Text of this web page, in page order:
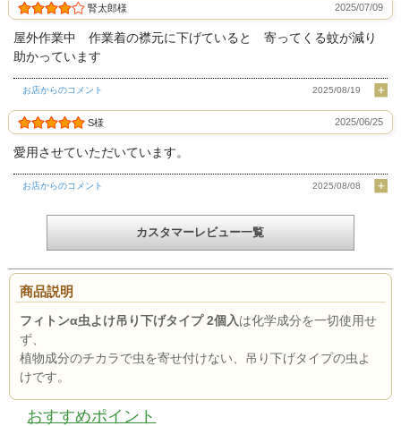
腎太郎様 2025/07/09
屋外作業中 作業着の襟元に下げていると 寄ってくる蚊が減り
助かっています
お店からのコメント 2025/08/19
S様 2025/06/25
愛用させていただいています。
お店からのコメント 2025/08/08
カスタマーレビュー一覧
商品説明
フィトンα虫よけ吊り下げタイプ 2個入は化学成分を一切使用せ
ず、
植物成分のチカラで虫を寄せ付けない、吊り下げタイプの虫よ
けです。
おすすめポイント